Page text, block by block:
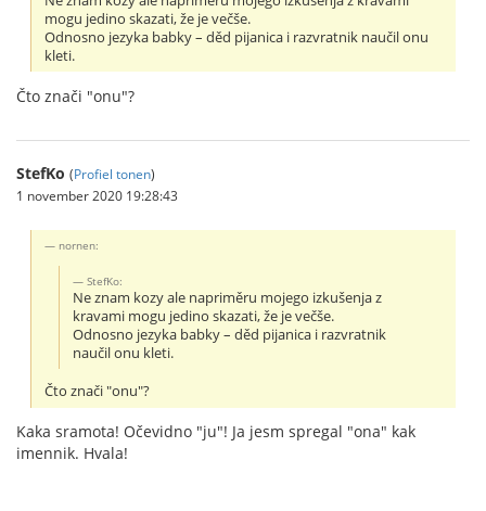
mogu jedino skazati, že je večše.
Odnosno jezyka babky – děd pijanica i razvratnik naučil onu
kleti.
Čto znači "onu"?
StefKo (Profiel tonen)
1 november 2020 19:28:43
nornen:
StefKo:
Ne znam kozy ale napriměru mojego izkušenja z
kravami mogu jedino skazati, že je večše.
Odnosno jezyka babky – děd pijanica i razvratnik
naučil onu kleti.
Čto znači "onu"?
Kaka sramota! Očevidno "ju"! Ja jesm spregal "ona" kak
imennik. Hvala!